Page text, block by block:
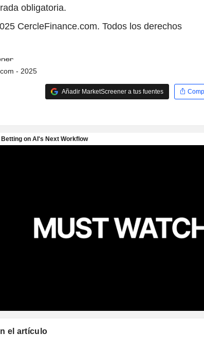
obligatoria.
CercleFinance.com. Todos los derechos
- 2025
Añadir MarketScreener a tus fuentes
el artículo